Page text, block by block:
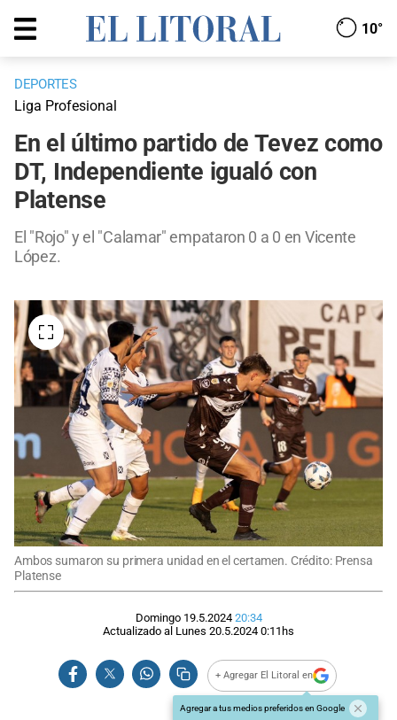
10°
DEPORTES
Liga Profesional
En el último partido de Tevez como
DT, Independiente igualó con
Platense
El "Rojo" y el "Calamar" empataron 0 a 0 en Vicente
López.
Ambos sumaron su primera unidad en el certamen. Crédito: Prensa
Platense
Domingo 19.5.2024 20:34
Actualizado al Lunes 20.5.2024 0:11hs
+ Agregar El Litoral en
Agregar a tus medios preferidos en Google